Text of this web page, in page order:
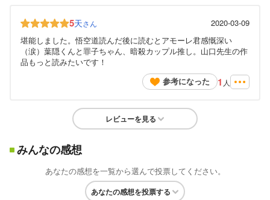
5天さん
2020-03-09
堪能しました。悟空道読んだ後に読むとアモーレ君感慨深い
（涙）葉隠くんと罪子ちゃん、暗殺カップル推し。山口先生の作
品もっと読みたいです！
参考になった
1 人
レビューを見る
みんなの感想
あなたの感想を一覧から選んで投票してください。
あなたの感想を投票する